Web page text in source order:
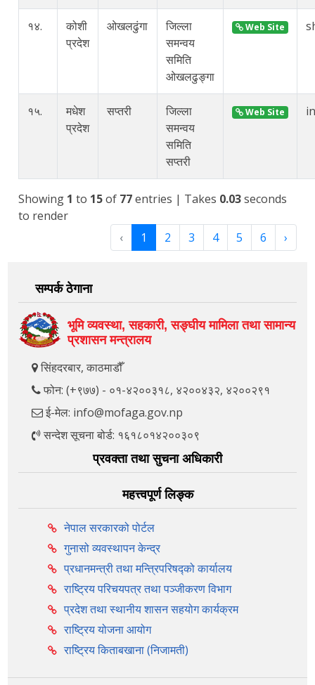
१४.
कोशी
प्रदेश
ओखलढुंगा
जिल्ला
समन्वय
समिति
ओखलढुङ्गा
Web Site
१५.
मधेश
प्रदेश
सप्तरी
जिल्ला
समन्वय
समिति
सप्तरी
Web Site
Showing 1 to 15of 77entries | Takes 0.03seconds
to render
‹
1 2 3 4 5 6 ›
सम्पर्क ठेगाना
भूमि व्यवस्था, सहकारी, सङ्‍घीय मामिला तथा सामान्य
प्रशासन मन्त्रालय
सिंहदरबार, काठमाडौँ
फोन: (+९७७) - ०१-४२००३१८, ४२००४३२, ४२००२९१
ई-मेल: info@mofaga.gov.np
सन्देश सूचना बोर्ड: १६१८०१४२००३०९
प्रवक्ता तथा सुचना अधिकारी
महत्त्वपूर्ण लिङ्क
नेपाल सरकारको पोर्टल
गुनासो व्यवस्थापन केन्द्र
प्रधानमन्त्री तथा मन्त्रिपरिषद्को कार्यालय
राष्ट्रिय परिचयपत्र तथा पञ्‍जीकरण विभाग
प्रदेश तथा स्थानीय शासन सहयोग कार्यक्रम
राष्ट्रिय योजना आयोग
राष्ट्रिय किताबखाना (निजामती)